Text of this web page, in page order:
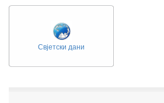
Свјетски дани